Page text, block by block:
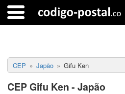
CEP Japão Gifu Ken
CEP Gifu Ken - Japão